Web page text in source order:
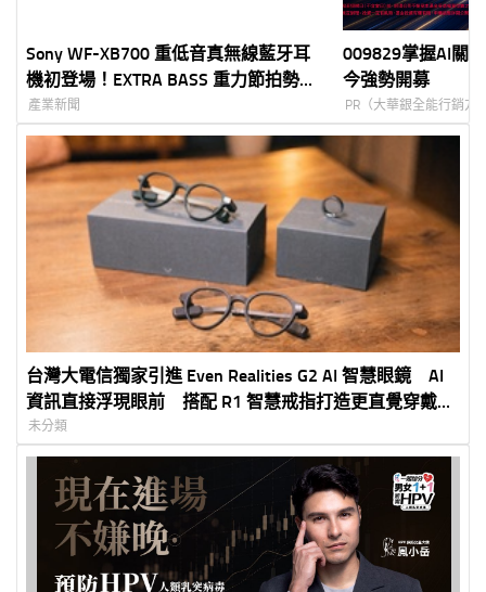
Sony WF-XB700 重低音真無線藍牙耳
機初登場！EXTRA BASS 重力節拍勢不
可擋 IPX4 防水設計動靜皆宜
產業新聞
009829掌握AI關
今強勢開募
PR（大華銀全能行銷方
台灣大電信獨家引進 Even Realities G2 AI 智慧眼鏡 AI
資訊直接浮現眼前 搭配 R1 智慧戒指打造更直覺穿戴體
驗 5G 專案價 3,990 元起
未分類